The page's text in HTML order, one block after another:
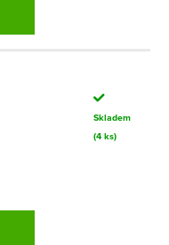
Skladem
(4 ks)